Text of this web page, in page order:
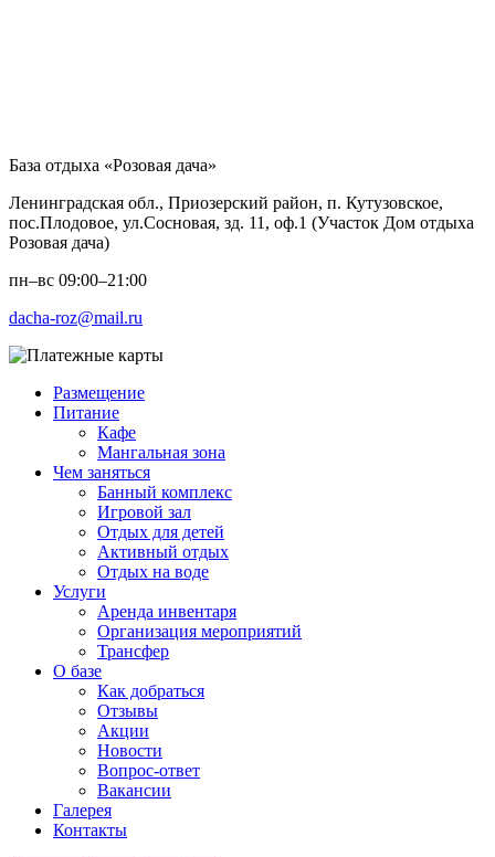
База отдыха «Розовая дача»
Ленинградская обл., Приозерский район, п. Кутузовское,
пос.Плодовое, ул.Сосновая, зд. 11, оф.1 (Участок Дом отдыха
Розовая дача)
пн–вс 09:00–21:00
dacha-roz@mail.ru
Размещение
Питание
Кафе
Мангальная зона
Чем заняться
Банный комплекс
Игровой зал
Отдых для детей
Активный отдых
Отдых на воде
Услуги
Аренда инвентаря
Организация мероприятий
Трансфер
О базе
Как добраться
Отзывы
Акции
Новости
Вопрос-ответ
Вакансии
Галерея
Контакты